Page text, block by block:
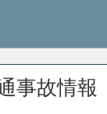
事故情報